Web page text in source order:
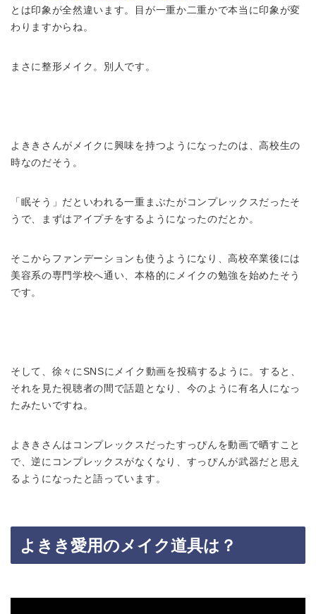
とは印象が全然違います。目が一重か二重かで本当に印象が変
わりますからね。
まさに整形メイク。別人です。
よききさんがメイクに興味を持つようになったのは、高校生の
時なのだそう。
「眠そう」だといわれる一重まぶたがコンプレックスだったそ
うで、まずはアイプチをするようになったのだとか。
そこからファンデーションも使うようになり、高校卒業後には
美容系の専門学校へ通い、本格的にメイクの勉強を始めたそう
です。
そして、徐々にSNSにメイク動画を投稿するように。すると、
それを見た視聴者の間で話題となり、今のように有名人になっ
たみたいですね。
よききさんはコンプレックスだったすっぴんを動画で晒すこと
で、逆にコンプレックスがなくなり、すっぴんが武器だと思え
るようになったと語っています。
よきき愛用のメイク道具は？